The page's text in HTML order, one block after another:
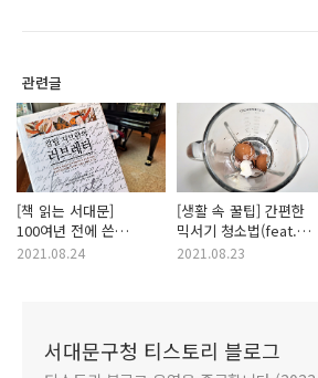
관련글
[책 읽는 서대문]
100여년 전에 쓴
러브레터를 읽다 "칼릴
2021.08.24
[생활 속 꿀팁] 간편한
믹서기 청소법(feat.
달걀껍데기)
2021.08.23
서대문구청 티스토리 블로그